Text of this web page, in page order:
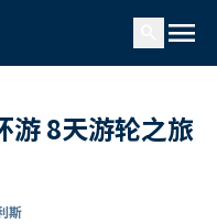
menu
游 8天游轮之旅
斯